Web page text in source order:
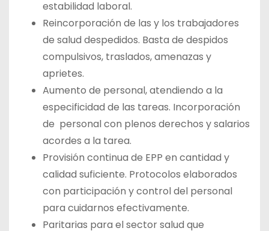
estabilidad laboral.
Reincorporación de las y los trabajadores
de salud despedidos. Basta de despidos
compulsivos, traslados, amenazas y
aprietes.
Aumento de personal, atendiendo a la
especificidad de las tareas. Incorporación
de personal con plenos derechos y salarios
acordes a la tarea.
Provisión continua de EPP en cantidad y
calidad suficiente. Protocolos elaborados
con participación y control del personal
para cuidarnos efectivamente.
Paritarias para el sector salud que